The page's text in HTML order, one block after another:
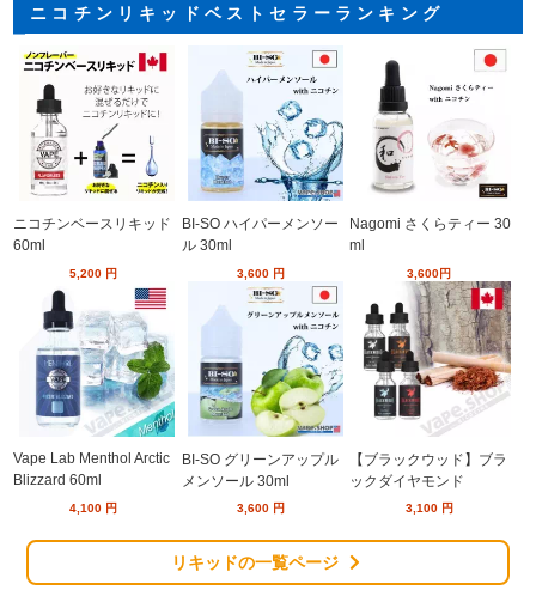
ニコチンリキッドベストセラーランキング
ニコチンベースリキッド
60ml
5,200 円
BI-SO ハイパーメンソー
ル 30ml
3,600 円
Nagomi さくらティー 30
ml
3,600円
Vape Lab Menthol Arctic
Blizzard 60ml
4,100 円
BI-SO グリーンアップル
メンソール 30ml
3,600 円
【ブラックウッド】ブラ
ックダイヤモンド
3,100 円
リキッドの一覧ページ